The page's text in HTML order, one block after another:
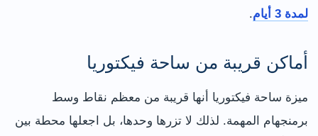
لمدة 3 أيام
.
أماكن قريبة من ساحة فيكتوريا
ميزة ساحة فيكتوريا أنها قريبة من معظم نقاط وسط
برمنجهام المهمة. لذلك لا تزرها وحدها، بل اجعلها محطة بين